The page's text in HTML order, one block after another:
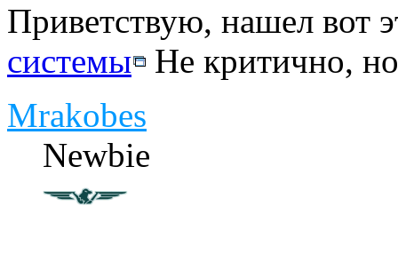
Приветствую, нашел вот
системы
Не критично,
Mrakobes
Newbie